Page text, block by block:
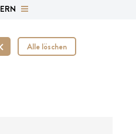
Alle löschen